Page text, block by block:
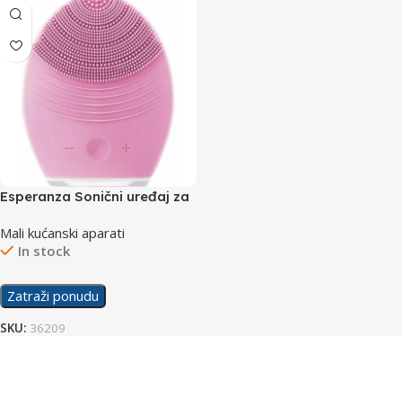
Esperanza Sonični uređaj za
Mali kućanski aparati
In stock
Zatraži ponudu
SKU: 36209